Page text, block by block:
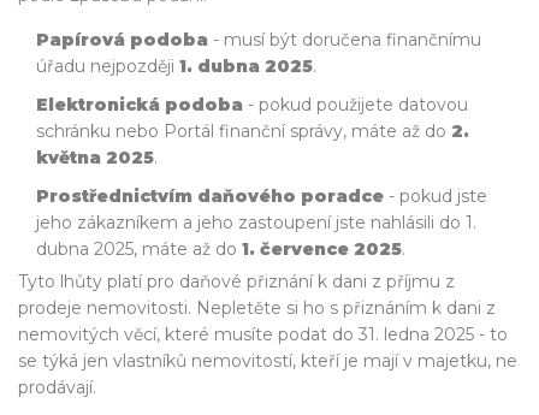
Papírová podoba - musí být doručena finančnímu
úřadu nejpozději 1. dubna 2025.
Elektronická podoba - pokud použijete datovou
schránku nebo Portál finanční správy, máte až do 2.
května 2025.
Prostřednictvím daňového poradce - pokud jste
jeho zákazníkem a jeho zastoupení jste nahlásili do 1.
dubna 2025, máte až do 1. července 2025.
Tyto lhůty platí pro daňové přiznání k dani z příjmu z
prodeje nemovitosti. Nepletěte si ho s přiznáním k dani z
nemovitých věcí, které musíte podat do 31. ledna 2025 - to
se týká jen vlastníků nemovitostí, kteří je mají v majetku, ne
prodávají.